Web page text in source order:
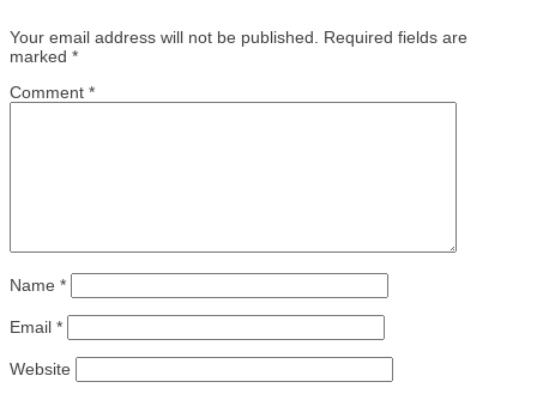
Your email address will not be published.
Required fields are
marked *
Comment *
Name *
Email *
Website